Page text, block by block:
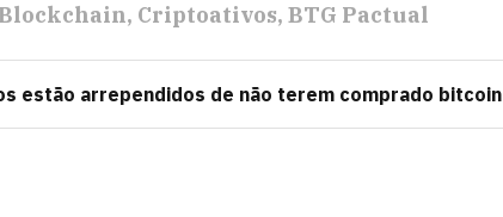
Criptoativos BTG Pactual
estão arrependidos de não terem comprado bitcoin